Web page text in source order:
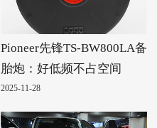
Pioneer先锋TS-BW800LA备
胎炮：好低频不占空间
2025-11-28